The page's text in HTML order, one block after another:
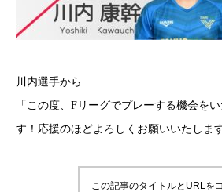
川内選手から
「この度、Fリーグでプレーする機会を
す！応援のほどよろしくお願いいたしま
この記事のタイトルとURLを